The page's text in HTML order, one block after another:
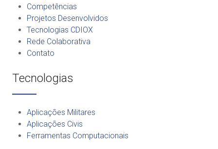
Competências
Projetos Desenvolvidos
Tecnologias CDIOX
Rede Colaborativa
Contato
Tecnologias
Aplicações Militares
Aplicações Civis
Ferramentas Computacionais